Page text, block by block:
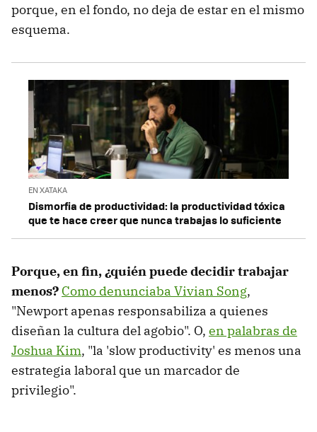
porque, en el fondo, no deja de estar en el mismo
esquema.
EN XATAKA
Dismorfia de productividad: la productividad tóxica
que te hace creer que nunca trabajas lo suficiente
Porque, en fin, ¿quién puede decidir trabajar
menos? Como denunciaba Vivian Song,
"Newport apenas responsabiliza a quienes
diseñan la cultura del agobio". O, en palabras de
Joshua Kim, "la 'slow productivity' es menos una
estrategia laboral que un marcador de
privilegio".